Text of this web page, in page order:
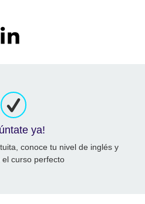
ya!
conoce tu nivel de inglés y
curso perfecto